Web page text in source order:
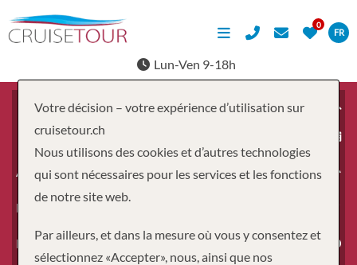
FR
Lun-Ven 9-18h
À partir du
Adultes
Enfants
Durée
Votre décision – votre expérience d’utilisation sur
cruisetour.ch
Nous utilisons des cookies et d’autres technologies
qui sont nécessaires pour les services et les fonctions
de notre site web.
Par ailleurs, et dans la mesure où vous y consentez et
sélectionnez «Accepter», nous, ainsi que nos